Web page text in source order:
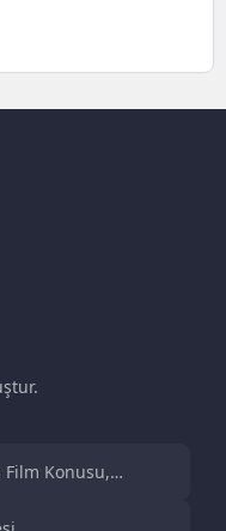
Konusu,